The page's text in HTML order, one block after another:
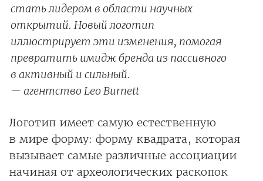
стать лидером в области научных
открытий. Новый логотип
иллюстрирует эти изменения, помогая
превратить имидж бренда из пассивного
в активный и сильный.
— агентство Leo Burnett
Логотип имеет самую естественную
в мире форму: форму квадрата, которая
вызывает самые различные ассоциации
начиная от археологических раскопок